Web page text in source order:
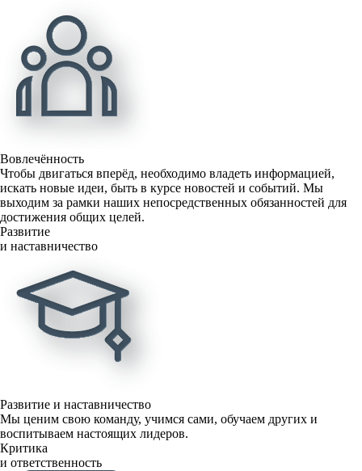
Вовлечённость
Чтобы двигаться вперёд, необходимо владеть информацией,
искать новые идеи, быть в курсе новостей и событий. Мы
выходим за рамки наших непосредственных обязанностей для
достижения общих целей.
Развитие
и наставничество
Развитие и наставничество
Мы ценим свою команду, учимся сами, обучаем других и
воспитываем настоящих лидеров.
Критика
и ответственность